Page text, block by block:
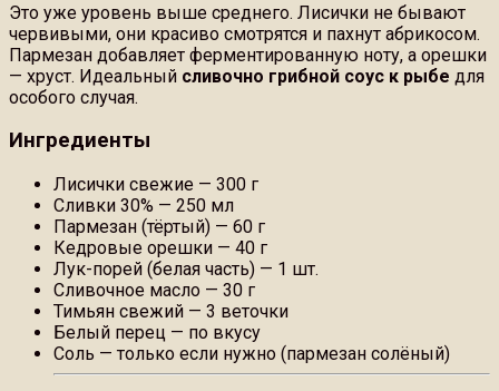
Это уже уровень выше среднего. Лисички не бывают
червивыми, они красиво смотрятся и пахнут абрикосом.
Пармезан добавляет ферментированную ноту, а орешки
— хруст. Идеальный сливочно грибной соус к рыбе для
особого случая.
Ингредиенты
Лисички свежие — 300 г
Сливки 30% — 250 мл
Пармезан (тёртый) — 60 г
Кедровые орешки — 40 г
Лук-порей (белая часть) — 1 шт.
Сливочное масло — 30 г
Тимьян свежий — 3 веточки
Белый перец — по вкусу
Соль — только если нужно (пармезан солёный)